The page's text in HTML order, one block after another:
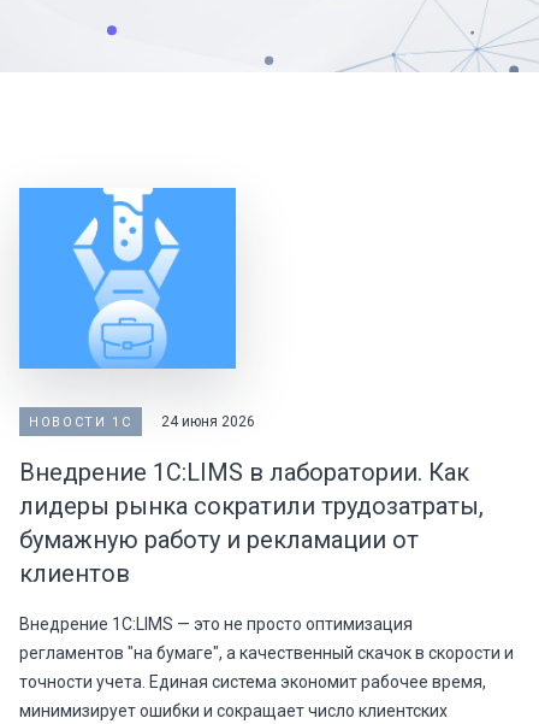
НОВОСТИ 1С 24 июня 2026
Внедрение 1С:LIMS в лаборатории. Как
лидеры рынка сократили трудозатраты,
бумажную работу и рекламации от
клиентов
Внедрение 1С:LIMS — это не просто оптимизация
регламентов "на бумаге", а качественный скачок в скорости и
точности учета. Единая система экономит рабочее время,
минимизирует ошибки и сокращает число клиентских